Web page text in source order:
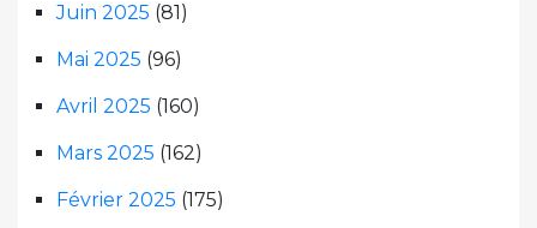
Juin 2025 (81)
Mai 2025 (96)
Avril 2025 (160)
Mars 2025 (162)
Février 2025 (175)